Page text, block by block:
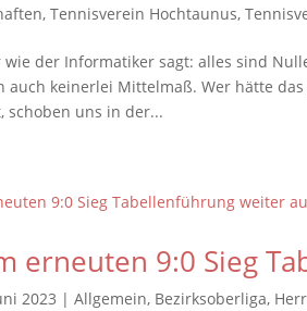
,Tennisverein Hochtaunus,
wie der Informatiker sagt: alles sind
auch keinerlei Mittelmaß. Wer hätte
schoben uns in der...
erneuten 9:0 Sieg
2023 |Allgemein, Bezirksoberliga,